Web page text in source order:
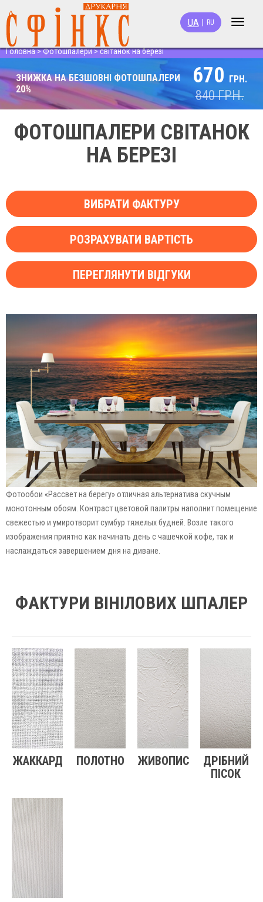
Toggle
UA RU
Головна>Фотошпалери>світанок на березі
ЗНИЖКА НА БЕЗШОВНІ ФОТОШПАЛЕРИ
20%
670 ГРН.
840ГРН.
ФОТОШПАЛЕРИ СВІТАНОК
НА БЕРЕЗІ
ВИБРАТИ ФАКТУРУ
РОЗРАХУВАТИ ВАРТІСТЬ
ПЕРЕГЛЯНУТИ ВІДГУКИ
Фотообои «Рассвет на берегу» отличная альтернатива скучным
монотонным обоям. Контраст цветовой палитры наполнит помещение
свежестью и умиротворит сумбур тяжелых будней. Возле такого
изображения приятно как начинать день с чашечкой кофе, так и
наслаждаться завершением дня на диване.
ФАКТУРИ ВІНІЛОВИХ ШПАЛЕР
ЖАККАРД ПОЛОТНО ЖИВОПИС
ДРІБНИЙ
ПІСОК